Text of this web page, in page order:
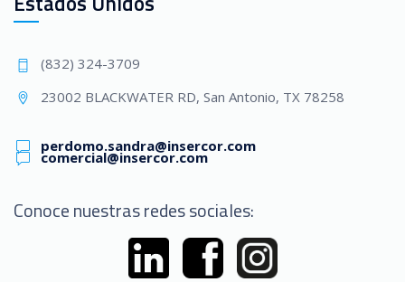
(832) 324-3709
23002 BLACKWATER RD, San Antonio, TX 78258
comercial@insercor.com
perdomo.sandra@insercor.com
Conoce nuestras redes sociales: